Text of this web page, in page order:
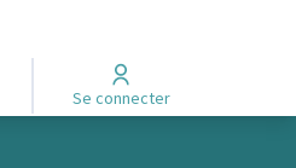
Se connecter